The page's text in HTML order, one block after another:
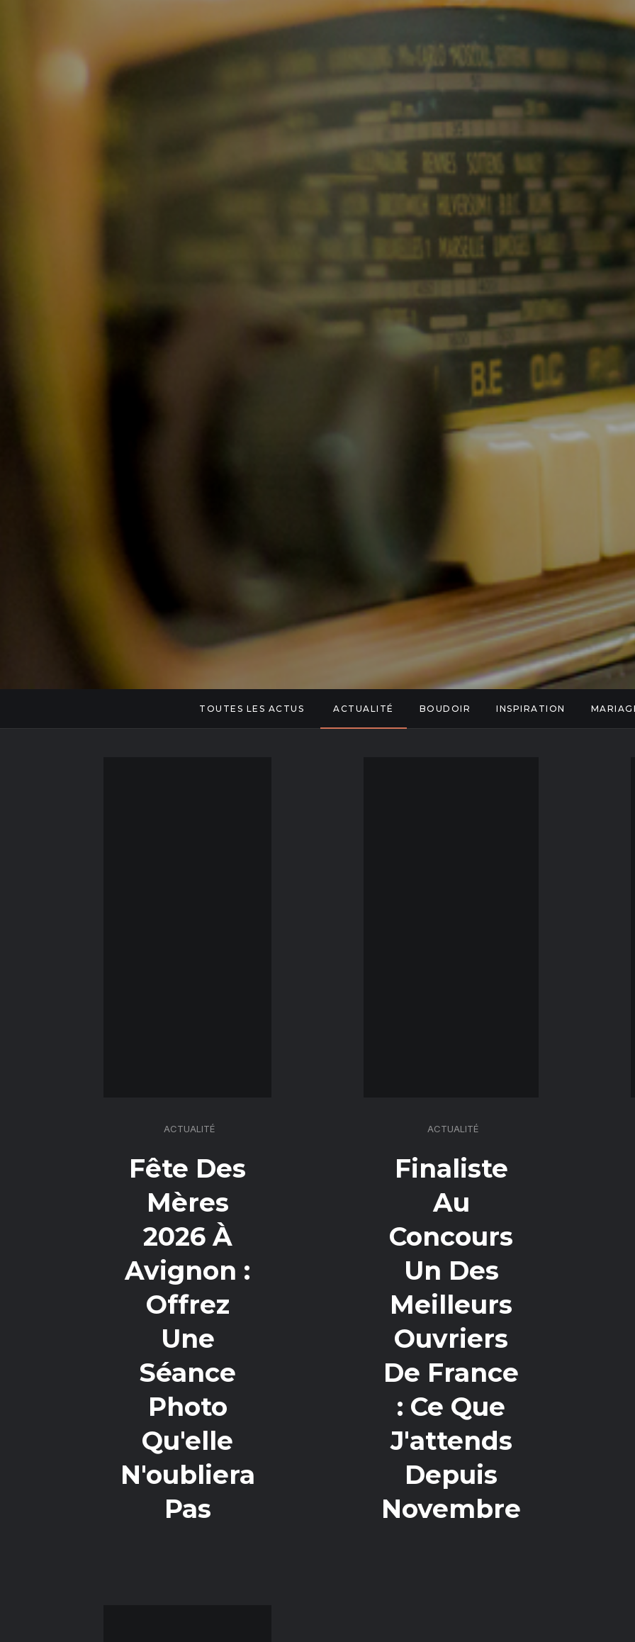
TOUTES LES ACTUS ACTUALITÉ BOUDOIR INSPIRATION
ACTUALITÉ
Fête Des
Mères
2026 À
Avignon :
Offrez
Une
Séance
Photo
Qu'elle
N'oubliera
Pas
ACTUALITÉ
Finaliste
Au
Concours
Un Des
Meilleurs
Ouvriers
De France
: Ce Que
J'attends
Depuis
Novembre